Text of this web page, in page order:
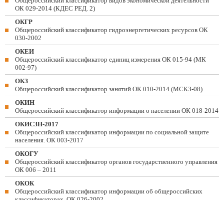
ОК 029-2014 (КДЕС РЕД. 2)
ОКГР
Общероссийский классификатор гидроэнергетических ресурсов ОК
030-2002
ОКЕИ
Общероссийский классификатор единиц измерения ОК 015-94 (МК
002-97)
ОКЗ
Общероссийский классификатор занятий ОК 010-2014 (МСКЗ-08)
ОКИН
Общероссийский классификатор информации о населении ОК 018-2014
ОКИСЗН-2017
Общероссийский классификатор информации по социальной защите
населения. ОК 003-2017
ОКОГУ
Общероссийский классификатор органов государственного управления
ОК 006 – 2011
ОКОК
Общероссийский классификатор информации об общероссийских